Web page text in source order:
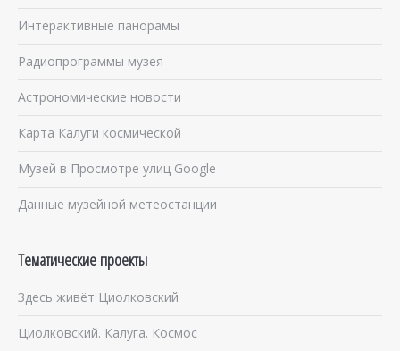
Интерактивные панорамы
Радиопрограммы музея
Астрономические новости
Карта Калуги космической
Музей в Просмотре улиц Google
Данные музейной метеостанции
Тематические проекты
Здесь живёт Циолковский
Циолковский. Калуга. Космос